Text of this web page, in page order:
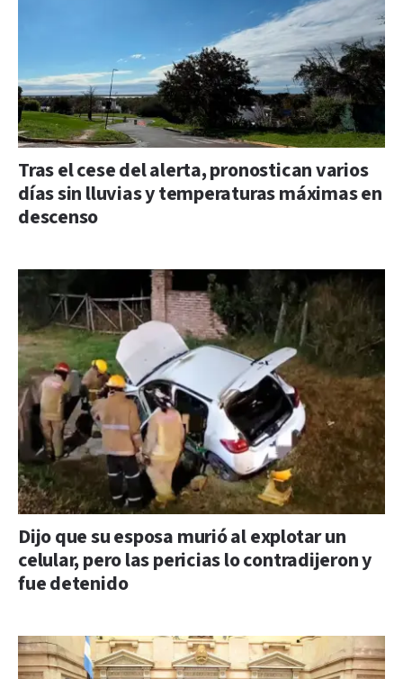
Tras el cese del alerta, pronostican varios
días sin lluvias y temperaturas máximas en
descenso
Dijo que su esposa murió al explotar un
celular, pero las pericias lo contradijeron y
fue detenido